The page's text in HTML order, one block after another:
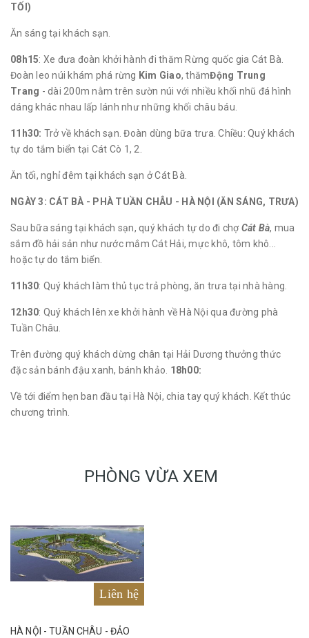
TỐI)
Ăn sáng tại khách sạn.
08h15: Xe đưa đoàn khởi hành đi thăm Rừng quốc gia Cát Bà.
Đoàn leo núi khám phá rừng Kim Giao, thămĐộng Trung
Trang - dài 200m nằm trên sườn núi với nhiều khối nhũ đá hình
dáng khác nhau lấp lánh như những khối châu báu.
11h30: Trở về khách sạn. Đoàn dùng bữa trưa. Chiều: Quý khách
tự do tắm biển tại Cát Cò 1, 2.
Ăn tối, nghỉ đêm tại khách sạn ở Cát Bà.
NGÀY 3: CÁT BÀ - PHÀ TUẦN CHÂU - HÀ NỘI (ĂN SÁNG, TRƯA)
Sau bữa sáng tại khách sạn, quý khách tự do đi chợ Cát Bà, mua
sắm đồ hải sản như nước mắm Cát Hải, mực khô, tôm khô...
hoặc tự do tắm biển.
11h30: Quý khách làm thủ tục trả phòng, ăn trưa tại nhà hàng.
12h30: Quý khách lên xe khởi hành về Hà Nội qua đường phà
Tuần Châu.
Trên đường quý khách dừng chân tại Hải Dương thưởng thức
đặc sản bánh đậu xanh, bánh khảo. 18h00:
Về tới điểm hẹn ban đầu tại Hà Nội, chia tay quý khách. Kết thúc
chương trình.
PHÒNG VỪA XEM
Liên hệ
HÀ NỘI - TUẦN CHÂU - ĐẢO